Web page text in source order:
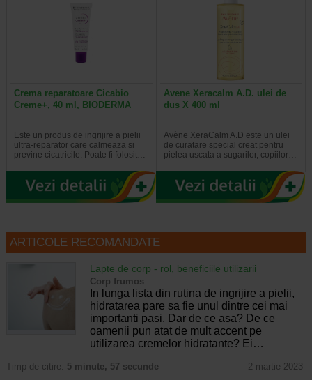
Crema reparatoare Cicabio
Creme+, 40 ml, BIODERMA
Este un produs de ingrijire a pielii
ultra-reparator care calmeaza si
previne cicatricile. Poate fi folosit…
Avene Xeracalm A.D. ulei de
dus X 400 ml
Avène XeraCalm A.D este un ulei
de curatare special creat pentru
pielea uscata a sugarilor, copiilor…
ARTICOLE RECOMANDATE
Lapte de corp - rol, beneficiile utilizarii
Corp frumos
In lunga lista din rutina de ingrijire a pielii,
hidratarea pare sa fie unul dintre cei mai
importanti pasi. Dar de ce asa? De ce
oamenii pun atat de mult accent pe
utilizarea cremelor hidratante? Ei…
Timp de citire: 5 minute, 57 secunde 2 martie 2023